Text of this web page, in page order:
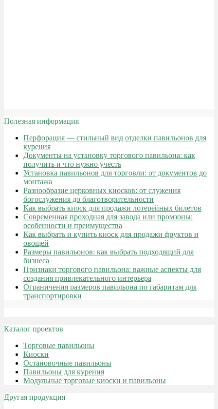
Полезная информация
Перфорация — стильный вид отделки павильонов для
курения
Документы на установку торгового павильона: как
получить и что нужно учесть
Установка павильонов для торговли: от документов до
монтажа
Разнообразие церковных киосков: от служения
богослужения до благотворительности
Как выбрать киоск для продажи лотерейных билетов
Современная проходная для завода или промзоны:
особенности и преимущества
Как выбрать и купить киоск для продажи фруктов и
овощей
Размеры павильонов: как выбрать подходящий для
бизнеса
Признаки торгового павильона: важные аспекты для
создания привлекательного интерьера
Ограничения размеров павильона по габаритам для
транспортировки
Каталог проектов
Торговые павильоны
Киоски
Остановочные павильоны
Павильоны для курения
Модульные торговые киоски и павильоны
Другая продукция